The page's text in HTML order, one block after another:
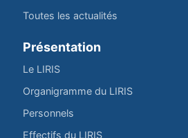
Toutes les actualités
Présentation
Le LIRIS
Organigramme du LIRIS
Personnels
Effectifs du LIRIS